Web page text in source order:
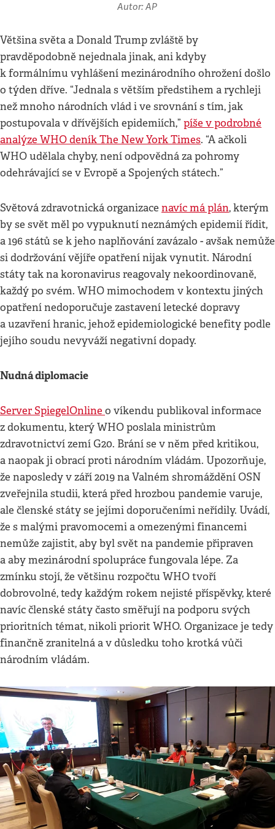
Autor: AP
Většina světa a Donald Trump zvláště by
pravděpodobně nejednala jinak, ani kdyby
k formálnímu vyhlášení mezinárodního ohrožení došlo
o týden dříve. “Jednala s větším předstihem a rychleji
než mnoho národních vlád i ve srovnání s tím, jak
postupovala v dřívějších epidemiích,” píše v podrobné
analýze WHO deník The New York Times. “A ačkoli
WHO udělala chyby, není odpovědná za pohromy
odehrávající se v Evropě a Spojených státech.”
Světová zdravotnická organizace navíc má plán, kterým
by se svět měl po vypuknutí neznámých epidemií řídit,
a 196 států se k jeho naplňování zavázalo - avšak nemůže
si dodržování vějíře opatření nijak vynutit. Národní
státy tak na koronavirus reagovaly nekoordinovaně,
každý po svém. WHO mimochodem v kontextu jiných
opatření nedoporučuje zastavení letecké dopravy
a uzavření hranic, jehož epidemiologické benefity podle
jejího soudu nevyváží negativní dopady.
Nudná diplomacie
Server SpiegelOnline o víkendu publikoval informace
z dokumentu, který WHO poslala ministrům
zdravotnictví zemí G20. Brání se v něm před kritikou,
a naopak ji obrací proti národním vládám. Upozorňuje,
že naposledy v září 2019 na Valném shromáždění OSN
zveřejnila studii, která před hrozbou pandemie varuje,
ale členské státy se jejími doporučeními neřídily. Uvádí,
že s malými pravomocemi a omezenými financemi
nemůže zajistit, aby byl svět na pandemie připraven
a aby mezinárodní spolupráce fungovala lépe. Za
zmínku stojí, že většinu rozpočtu WHO tvoří
dobrovolné, tedy každým rokem nejisté příspěvky, které
navíc členské státy často směřují na podporu svých
prioritních témat, nikoli priorit WHO. Organizace je tedy
finančně zranitelná a v důsledku toho krotká vůči
národním vládám.